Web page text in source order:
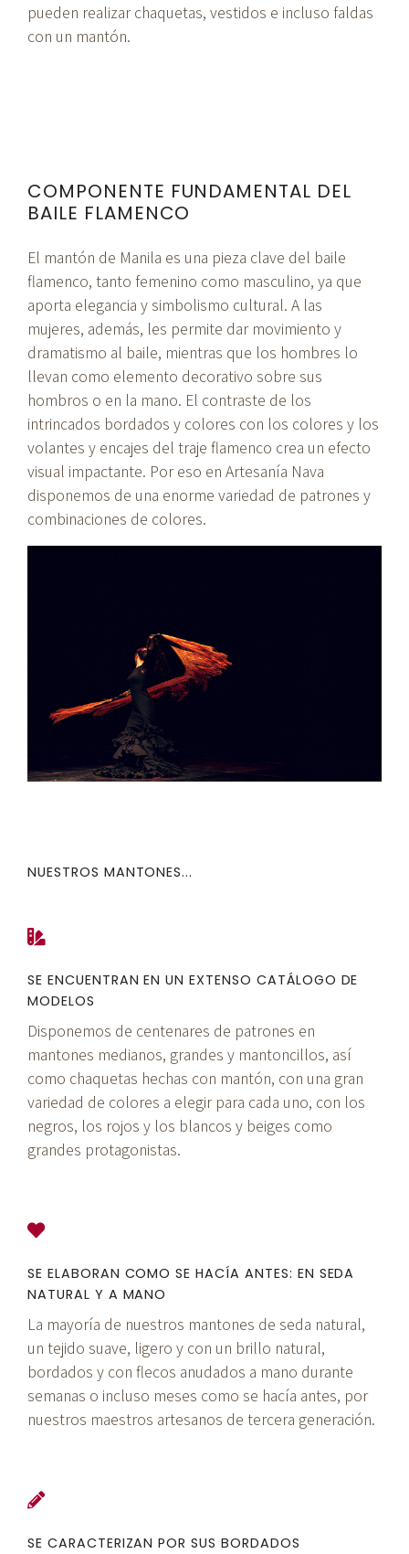
pueden realizar chaquetas, vestidos e incluso faldas
con un mantón.
COMPONENTE FUNDAMENTAL DEL
BAILE FLAMENCO
El mantón de Manila es una pieza clave del baile
flamenco, tanto femenino como masculino, ya que
aporta elegancia y simbolismo cultural. A las
mujeres, además, les permite dar movimiento y
dramatismo al baile, mientras que los hombres lo
llevan como elemento decorativo sobre sus
hombros o en la mano. El contraste de los
intrincados bordados y colores con los colores y los
volantes y encajes del traje flamenco crea un efecto
visual impactante. Por eso en Artesanía Nava
disponemos de una enorme variedad de patrones y
combinaciones de colores.
NUESTROS MANTONES...
SE ENCUENTRAN EN UN EXTENSO CATÁLOGO DE
MODELOS
Disponemos de centenares de patrones en
mantones medianos, grandes y mantoncillos, así
como chaquetas hechas con mantón, con una gran
variedad de colores a elegir para cada uno, con los
negros, los rojos y los blancos y beiges como
grandes protagonistas.
SE ELABORAN COMO SE HACÍA ANTES: EN SEDA
NATURAL Y A MANO
La mayoría de nuestros mantones de seda natural,
un tejido suave, ligero y con un brillo natural,
bordados y con flecos anudados a mano durante
semanas o incluso meses como se hacía antes, por
nuestros maestros artesanos de tercera generación.
SE CARACTERIZAN POR SUS BORDADOS